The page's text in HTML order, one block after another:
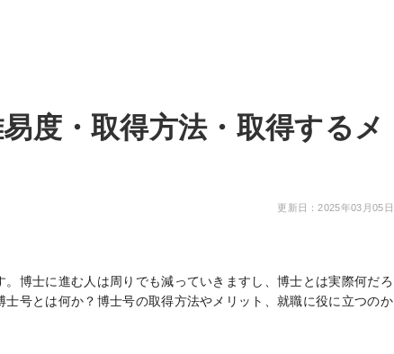
度・取得方法・取得するメ
更新日：2025年03月05日
博士に進む人は周りでも減っていきますし、博士とは実際何だろ
号とは何か？博士号の取得方法やメリット、就職に役に立つのか